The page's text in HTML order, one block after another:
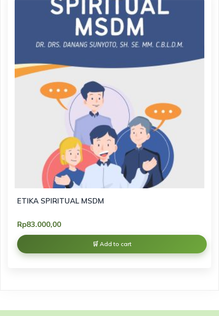
ETIKA SPIRITUAL MSDM
Rp83.000,00
Add to cart